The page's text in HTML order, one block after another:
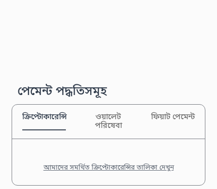
পেমেন্ট পদ্ধতিসমূহ
ক্রিপ্টোকারেন্সি
ওয়ালেট
পরিষেবা
ফিয়াট পেমেন্ট
আমাদের সমর্থিত ক্রিপ্টোকারেন্সির তালিকা দেখুন